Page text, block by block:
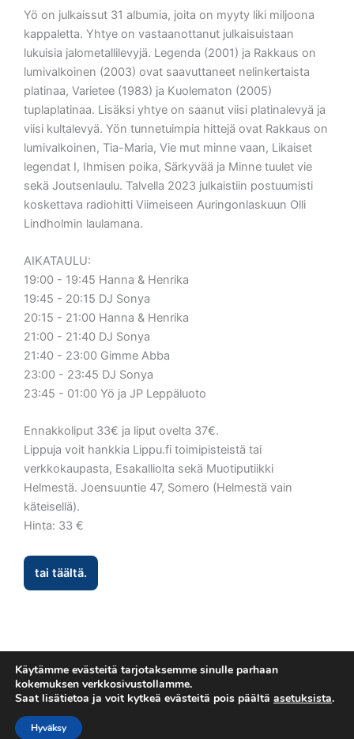
Yö on julkaissut 31 albumia, joita on myyty liki miljoona
kappaletta. Yhtye on vastaanottanut julkaisuistaan
lukuisia jalometallilevyjä. Legenda (2001) ja Rakkaus on
lumivalkoinen (2003) ovat saavuttaneet nelinkertaista
platinaa, Varietee (1983) ja Kuolematon (2005)
tuplaplatinaa. Lisäksi yhtye on saanut viisi platinalevyä ja
viisi kultalevyä. Yön tunnetuimpia hittejä ovat Rakkaus on
lumivalkoinen, Tia-Maria, Vie mut minne vaan, Likaiset
legendat I, Ihmisen poika, Särkyvää ja Minne tuulet vie
sekä Joutsenlaulu. Talvella 2023 julkaistiin postuumisti
koskettava radiohitti Viimeiseen Auringonlaskuun Olli
Lindholmin laulamana.
AIKATAULU:
19:00 - 19:45 Hanna & Henrika
19:45 - 20:15 DJ Sonya
20:15 - 21:00 Hanna & Henrika
21:00 - 21:40 DJ Sonya
21:40 - 23:00 Gimme Abba
23:00 - 23:45 DJ Sonya
23:45 - 01:00 Yö ja JP Leppäluoto
Ennakkoliput 33€ ja liput ovelta 37€.
Lippuja voit hankkia Lippu.fi toimipisteistä tai
verkkokaupasta, Esakalliolta sekä Muotiputiikki
Helmestä. Joensuuntie 47, Somero (Helmestä vain
käteisellä).
Hinta: 33 €
tai täältä.
Tietosuojaseloste
Käytämme evästeitä tarjotaksemme sinulle parhaan
kokemuksen verkkosivustollamme.
Saat lisätietoa ja voit kytkeä evästeitä pois päältä asetuksista.
Hyväksy